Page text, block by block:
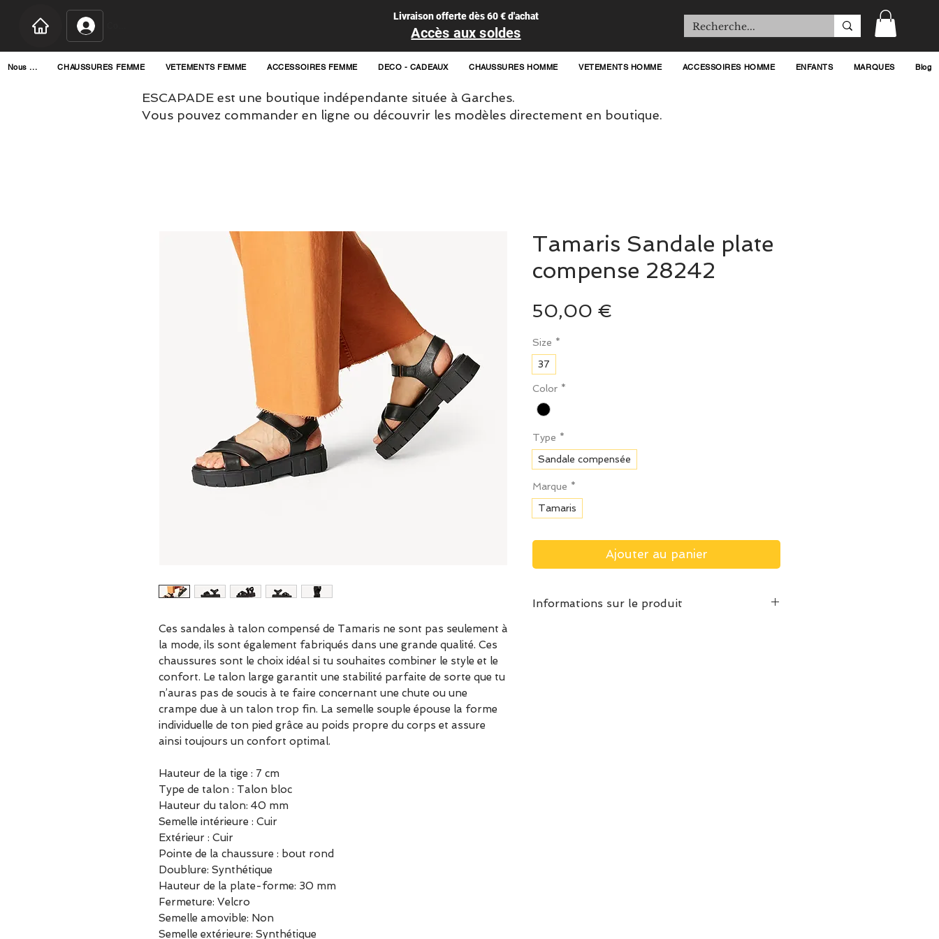
Livraison offerte dès 60 € d'achat
Accès aux soldes
Nous ... CHAUSSURES FEMME VETEMENTS FEMME ACCESSOIRES FEMME DECO - CADEAUX CHAUSSURES HOMME VETEMENTS HOMME ACCESSOIRES HOMME ENFANTS MARQUES Blog
ESCAPADE est une boutique indépendante située à Garches.
Vous pouvez commander en ligne ou découvrir les modèles directement en boutique.
Ces sandales à talon compensé de Tamaris ne sont pas seulement à
la mode, ils sont également fabriqués dans une grande qualité. Ces
chaussures sont le choix idéal si tu souhaites combiner le style et le
confort. Le talon large garantit une stabilité parfaite de sorte que tu
n’auras pas de soucis à te faire concernant une chute ou une
crampe due à un talon trop fin. La semelle souple épouse la forme
individuelle de ton pied grâce au poids propre du corps et assure
ainsi toujours un confort optimal.
Hauteur de la tige : 7 cm
Type de talon : Talon bloc
Hauteur du talon: 40 mm
Semelle intérieure : Cuir
Extérieur : Cuir
Pointe de la chaussure : bout rond
Doublure: Synthétique
Hauteur de la plate-forme: 30 mm
Fermeture: Velcro
Semelle amovible: Non
Semelle extérieure: Synthétique
Tamaris Sandale plate
compense 28242
50,00 €
Size *
37
Color *
Type *
Sandale compensée
Marque *
Tamaris
Ajouter au panier
Informations sur le produit